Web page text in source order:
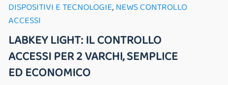
DISPOSITIVI E TECNOLOGIE,NEWS CONTROLLO
ACCESSI
LABKEY LIGHT: IL CONTROLLO
ACCESSI PER 2 VARCHI, SEMPLICE
ED ECONOMICO